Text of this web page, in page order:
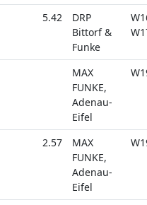
5.42
DRP
Bittorf &
Funke
MAX
FUNKE,
Adenau-
Eifel
2.57
MAX
FUNKE,
Adenau-
Eifel